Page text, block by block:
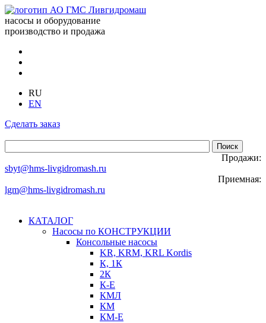
насосы и оборудование
производство и продажа
RU
EN
Сделать заказ
Продажи:
sbyt@hms-livgidromash.ru
Приемная:
lgm@hms-livgidromash.ru
КАТАЛОГ
Насосы по КОНСТРУКЦИИ
Консольные насосы
KR, KRM, KRL Kordis
К, 1К
2К
К-Е
КМЛ
КМ
КМ-Е